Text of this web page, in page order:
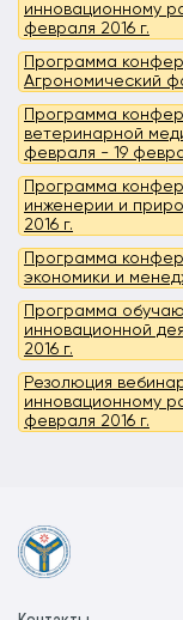
инновационному
февраля 2016 г.
Программа
Агрономический
Программа
ветеринарной
февраля - 19
Программа
инженерии и
2016 г.
Программа
экономики и
Программа
инновационной
2016 г.
Резолюция
инновационному
февраля 2016 г.